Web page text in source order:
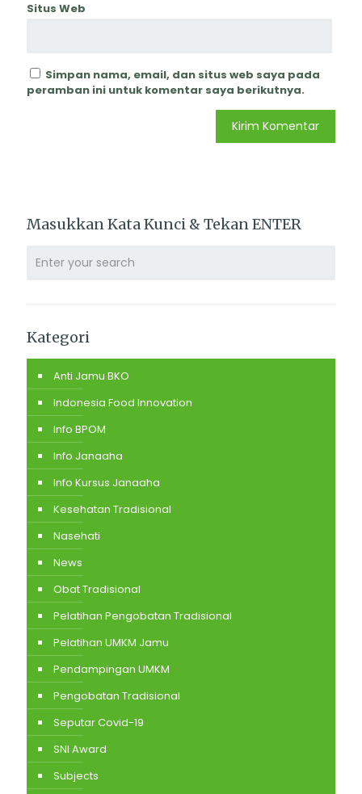
Situs Web
Simpan nama, email, dan situs web saya pada
peramban ini untuk komentar saya berikutnya.
Masukkan Kata Kunci & Tekan ENTER
Kategori
Anti Jamu BKO
Indonesia Food Innovation
Info BPOM
Info Janaaha
Info Kursus Janaaha
Kesehatan Tradisional
Nasehati
News
Obat Tradisional
Pelatihan Pengobatan Tradisional
Pelatihan UMKM Jamu
Pendampingan UMKM
Pengobatan Tradisional
Seputar Covid-19
SNI Award
Subjects